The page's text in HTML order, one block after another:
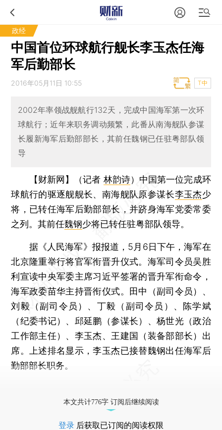
政经
中国首位环球航行舰长李玉杰任海
军后勤部长
2016年05月11日 10:55 T中
2002年率领战舰航行132天，完成中国海军第一次环
球航行；近年来职务调动频繁，此番从南海舰队参谋
长履新海军后勤部部长，其前任魏钢已任驻粤部队领
导
【财新网】（记者 林韵诗） 中国第一位完成环
球航行的驱逐舰舰长、南海舰队原参谋长李玉杰少
将，已转任海军后勤部部长，并跻身海军党委常委
之列。其前任魏钢少将已转任驻粤部队领导。
据《人民海军》报报道，5月6日下午，海军在
北京隆重举行将官军衔晋升仪式。海军司令员吴胜
利宣读中央军委主席习近平签署的晋升军衔命令，
海军政委苗华主持晋衔仪式。田中（副司令员）、
刘毅（副司令员）、丁毅（副司令员）、陈学斌
（纪委书记）、邱延鹏（参谋长）、杨世光（政治
工作部主任）、李玉杰、王建国（装备部部长）出
席。上述排名显示，李玉杰已接替魏钢出任海军后
勤部部长职务。
本文共计776字 订阅后继续阅读
登录 后获取已订阅的阅读权限